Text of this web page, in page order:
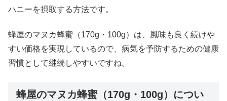
ハニーを摂取する方法です。
蜂屋のマヌカ蜂蜜（170g・100g）は、風味も良く続けや
すい価格を実現しているので、病気を予防するための健康
習慣として継続しやすいですね。
蜂屋のマヌカ蜂蜜（170g・100g）につい